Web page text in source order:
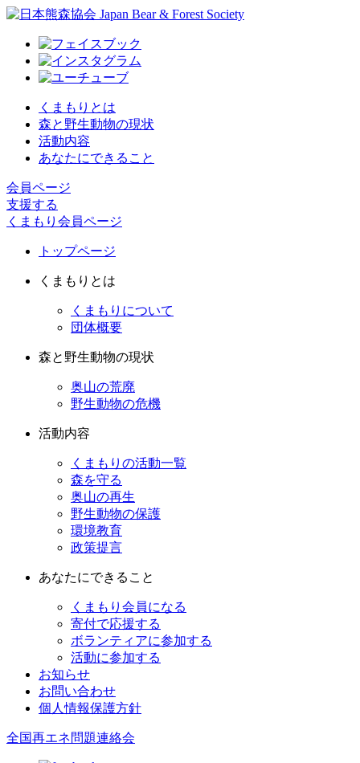
くまもりとは
森と野生動物の現状
活動内容
あなたにできること
会員ページ
支援する
くまもり会員ページ
トップページ
くまもりとは
くまもりについて
団体概要
森と野生動物の現状
奥山の荒廃
野生動物の危機
活動内容
くまもりの活動一覧
森を守る
奥山の再生
野生動物の保護
環境教育
政策提言
あなたにできること
くまもり会員になる
寄付で応援する
ボランティアに参加する
活動に参加する
お知らせ
お問い合わせ
個人情報保護方針
全国再エネ問題連絡会